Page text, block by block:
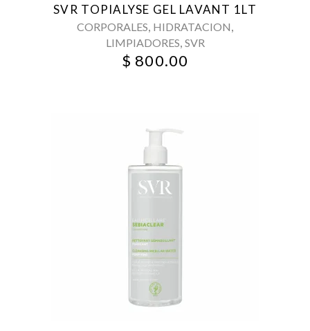
SVR TOPIALYSE GEL LAVANT 1LT
CORPORALES, HIDRATACION,
LIMPIADORES, SVR
$ 800.00